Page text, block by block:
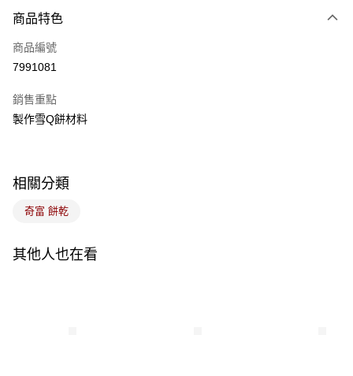
信用卡一次付款
LINE Pay
悠遊付
全盈+PAY
商品特色
商品編號
7991081
銷售重點
製作雪Q餅材料
相關分類
奇富 餅乾
其他人也在看